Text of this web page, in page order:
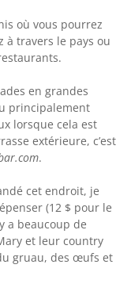
où vous pourrez
à travers le pays ou
en grandes
principalement
lorsque cela est
extérieure, c’est
.
cet endroit, je
(12 $ pour le
a beaucoup de
et leur country
gruau, des œufs et